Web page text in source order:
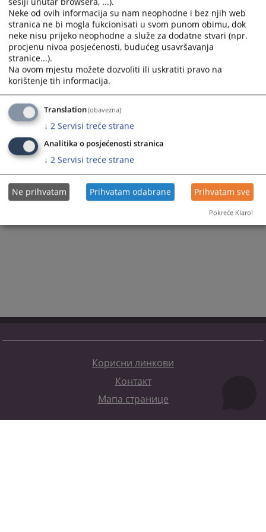
119 ПРЕГЛЕДА
Корисни линкови
Контакт
Мапа странице
Neke od ovih informacija su nam neophodne i bez njih web
stranica ne bi mogla fukcionisati u svom punom obimu, dok
neke nisu prijeko neophodne a služe za dodatne stvari (npr.
procjenu nivoa posjećenosti, budućeg usavršavanja
stranice...).
Na ovom mjestu možete dozvoliti ili uskratiti pravo na
korištenje tih informacija.
Translation(obavezna)
↓ 2 Servisi treće strane
Analitika o posjećenosti stranica
↓ 2 Servisi treće strane
Ne prihvatam Prihvatam odabrane Prihvatam sve
Pokreće Klaro!